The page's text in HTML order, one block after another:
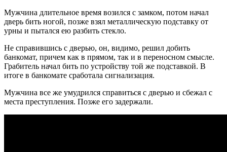
Мужчина длительное время возился с замком, потом начал
дверь бить ногой, позже взял металлическую подставку от
урны и пытался ею разбить стекло.
Не справившись с дверью, он, видимо, решил добить
банкомат, причем как в прямом, так и в переносном смысле.
Грабитель начал бить по устройству той же подставкой. В
итоге в банкомате сработала сигнализация.
Мужчина все же умудрился справиться с дверью и сбежал с
места преступления. Позже его задержали.